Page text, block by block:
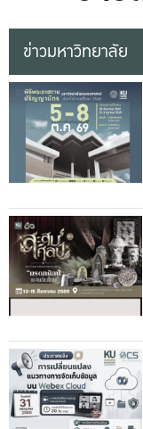
ข่าวมหาวิทยาลัย